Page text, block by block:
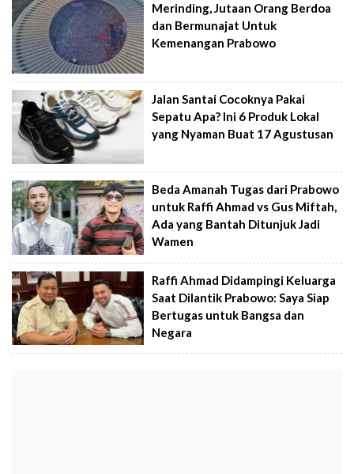
Merinding, Jutaan Orang Berdoa
dan Bermunajat Untuk
Kemenangan Prabowo
Jalan Santai Cocoknya Pakai
Sepatu Apa? Ini 6 Produk Lokal
yang Nyaman Buat 17 Agustusan
Beda Amanah Tugas dari Prabowo
untuk Raffi Ahmad vs Gus Miftah,
Ada yang Bantah Ditunjuk Jadi
Wamen
Raffi Ahmad Didampingi Keluarga
Saat Dilantik Prabowo: Saya Siap
Bertugas untuk Bangsa dan
Negara